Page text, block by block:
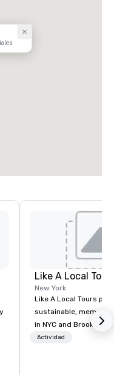
Like A Local
New York
Like A Local Tours
sustainable,
in NYC and Brooklyn
locals and tourists to
Actividad